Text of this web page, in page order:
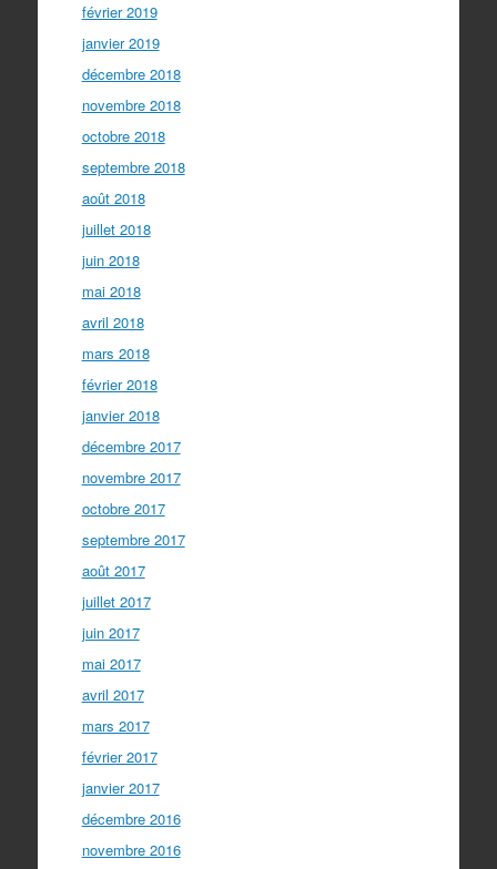
février 2019
janvier 2019
décembre 2018
novembre 2018
octobre 2018
septembre 2018
août 2018
juillet 2018
juin 2018
mai 2018
avril 2018
mars 2018
février 2018
janvier 2018
décembre 2017
novembre 2017
octobre 2017
septembre 2017
août 2017
juillet 2017
juin 2017
mai 2017
avril 2017
mars 2017
février 2017
janvier 2017
décembre 2016
novembre 2016